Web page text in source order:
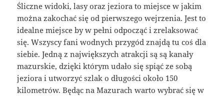
Śliczne widoki, lasy oraz jeziora to miejsce w jakim
można zakochać się od pierwszego wejrzenia. Jest to
idealne miejsce by w pełni odpocząć i zrelaksować
się. Wszyscy fani wodnych przygód znajdą tu coś dla
siebie. Jedną z największych atrakcji są są kanały
mazurskie, dzięki którym udało się spiąć ze sobą
jeziora i utworzyć szlak o długości około 150
kilometrów. Będąc na Mazurach warto wybrać się w